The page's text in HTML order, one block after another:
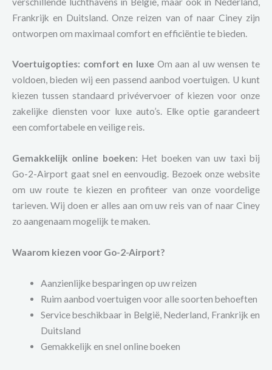
Frankrijk en Duitsland. Onze reizen van of naar Ciney zijn
ontworpen om maximaal comfort en efficiëntie te bieden.
Voertuigopties: comfort en luxe Om aan al uw wensen te
voldoen, bieden wij een passend aanbod voertuigen. U kunt
kiezen tussen standaard privévervoer of kiezen voor onze
zakelijke diensten voor luxe auto’s. Elke optie garandeert
een comfortabele en veilige reis.
Gemakkelijk online boeken: Het boeken van uw taxi bij
Go-2-Airport gaat snel en eenvoudig. Bezoek onze website
om uw route te kiezen en profiteer van onze voordelige
tarieven. Wij doen er alles aan om uw reis van of naar Ciney
zo aangenaam mogelijk te maken.
Waarom kiezen voor Go-2-Airport?
Aanzienlijke besparingen op uw reizen
Ruim aanbod voertuigen voor alle soorten behoeften
Service beschikbaar in België, Nederland, Frankrijk en
Duitsland
Gemakkelijk en snel online boeken